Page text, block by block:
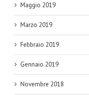
Maggio 2019
Marzo 2019
Febbraio 2019
Gennaio 2019
Novembre 2018